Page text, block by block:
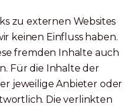
zu externen Websites
keinen Einfluss haben.
fremden Inhalte auch
Für die Inhalte der
jeweilige Anbieter oder
Die verlinkten